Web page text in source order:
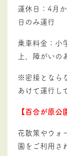
運休日：4月
日のみ運行
乗車料金：小
上 、障がい
※密接となら
あけて運行し
【百合が原公
花散策やウォ
園をご利用さ